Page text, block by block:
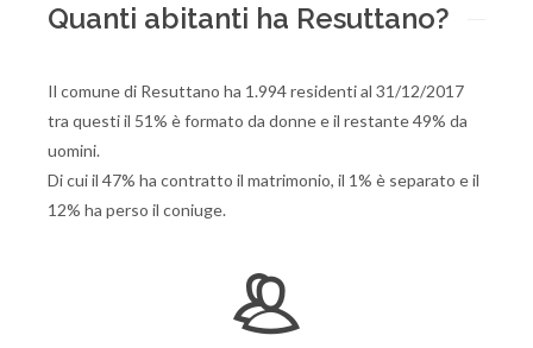
Quanti abitanti ha Resuttano?
Il comune di Resuttano ha 1.994 residenti al 31/12/2017
tra questi il 51% è formato da donne e il restante 49% da
uomini.
Di cui il 47% ha contratto il matrimonio, il 1% è separato e il
12% ha perso il coniuge.